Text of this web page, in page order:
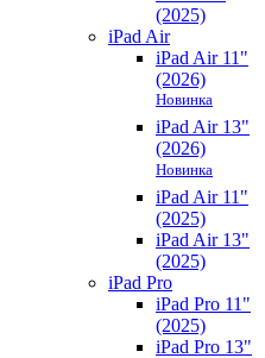
(2025)
iPad Air
iPad Air 11"
(2026)
Новинка
iPad Air 13"
(2026)
Новинка
iPad Air 11"
(2025)
iPad Air 13"
(2025)
iPad Pro
iPad Pro 11"
(2025)
iPad Pro 13"